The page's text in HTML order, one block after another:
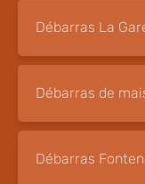
Débarras La
Débarras de
Débarras